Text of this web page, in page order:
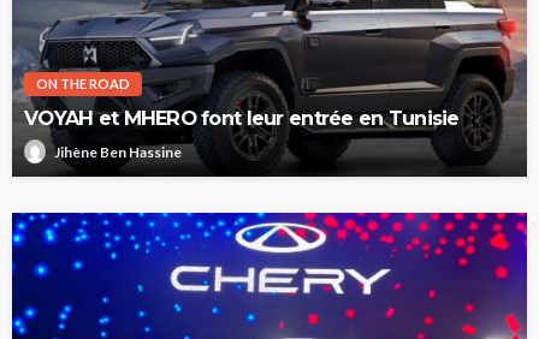
ON THE ROAD
VOYAH et MHERO font leur entrée en Tunisie
Jihène Ben Hassine